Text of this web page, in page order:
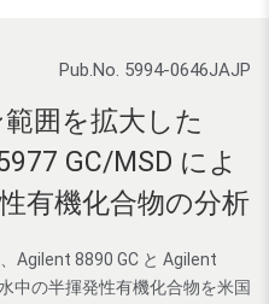
Pub.No. 5994-0646JAJP
囲を拡大した
GC/MSD によ
有機化合物の分析
Agilent 8890 GC と Agilent
中の半揮発性有機化合物を米国